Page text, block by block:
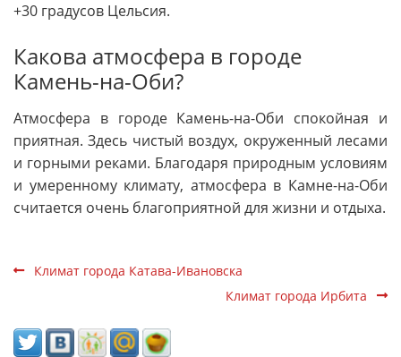
+30 градусов Цельсия.
Какова атмосфера в городе
Камень-на-Оби?
Атмосфера в городе Камень-на-Оби спокойная и
приятная. Здесь чистый воздух, окруженный лесами
и горными реками. Благодаря природным условиям
и умеренному климату, атмосфера в Камне-на-Оби
считается очень благоприятной для жизни и отдыха.
Климат города Катава-Ивановска
Климат города Ирбита